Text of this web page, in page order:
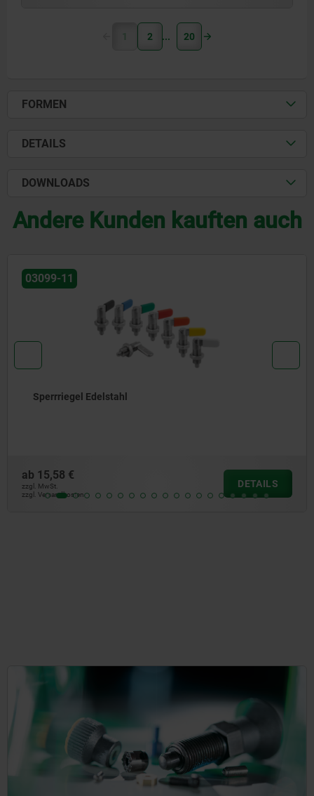
1 2 20
FORMEN
DETAILS
DOWNLOADS
Andere Kunden kauften auch
03099-11
Sperrriegel
ab
zzgl. Versandkosten